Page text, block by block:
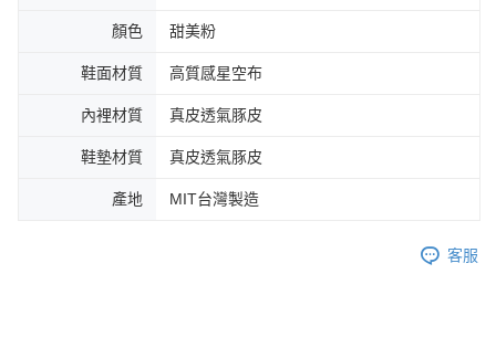
顏色 甜美粉
鞋面材質 高質感星空布
內裡材質 真皮透氣豚皮
鞋墊材質 真皮透氣豚皮
產地 MIT台灣製造
客服